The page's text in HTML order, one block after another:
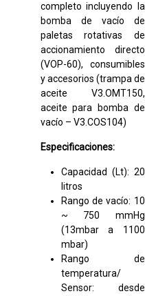
completo incluyendo la
bomba de vacío de
paletas rotativas de
accionamiento directo
(VOP-60), consumibles
y accesorios (trampa de
aceite V3.OMT150,
aceite para bomba de
vacío – V3.COS104)
Especificaciones:
Capacidad (Lt): 20
litros
Rango de vacío: 10
~ 750 mmHg
(13mbar a 1100
mbar)
Rango de
temperatura/
Sensor: desde